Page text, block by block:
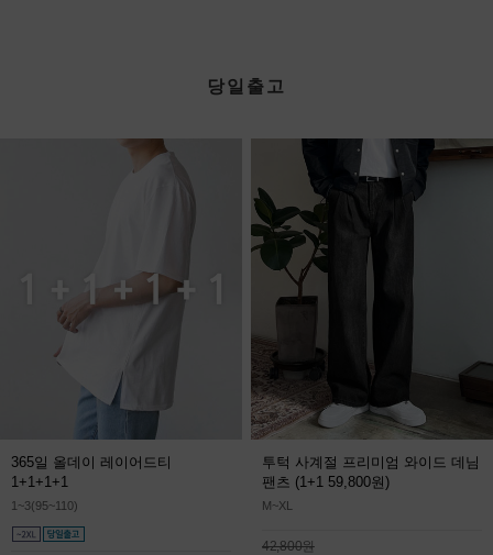
당일출고
365일 올데이 레이어드티
1+1+1+1
1~3(95~110)
투턱 사계절 프리미엄 와이드 데님
팬츠 (1+1 59,800원)
M~XL
42,800원